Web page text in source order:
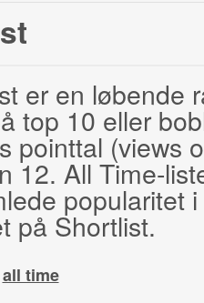
er en løbende
top 10 eller
pointtal (views
12. All Time-
popularitet
på Shortlist.
all time